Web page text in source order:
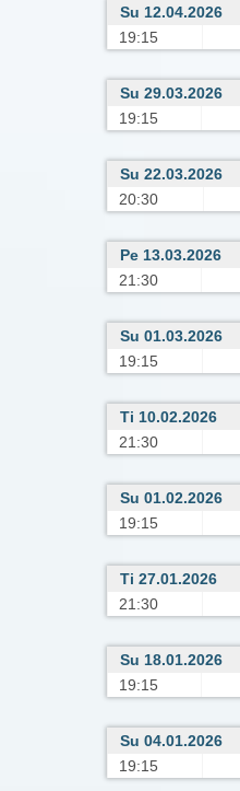
Su 12.04.2026
19:15
Su 29.03.2026
19:15
Su 22.03.2026
20:30
Pe 13.03.2026
21:30
Su 01.03.2026
19:15
Ti 10.02.2026
21:30
Su 01.02.2026
19:15
Ti 27.01.2026
21:30
Su 18.01.2026
19:15
Su 04.01.2026
19:15